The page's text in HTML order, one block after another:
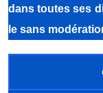
dans toutes ses
le sans